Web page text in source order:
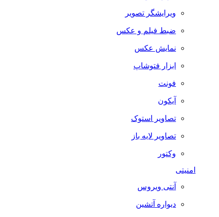
ویرایشگر تصویر
ضبط فيلم و عكس
نمایش عکس
ابزار فتوشاپ
فونت
آیکون
تصاویر استوک
تصاویر لایه باز
وکتور
امنیتی
آنتی ویروس
دیواره آتشین